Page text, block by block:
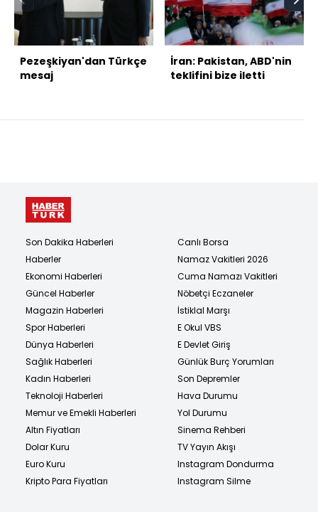
Pezeşkiyan'dan Türkçe
mesaj
İran: Pakistan, ABD'nin
teklifini bize iletti
Son Dakika Haberleri
Haberler
Ekonomi Haberleri
Güncel Haberler
Magazin Haberleri
Spor Haberleri
Dünya Haberleri
Sağlık Haberleri
Kadın Haberleri
Teknoloji Haberleri
Memur ve Emekli Haberleri
Altın Fiyatları
Dolar Kuru
Euro Kuru
Kripto Para Fiyatları
Canlı Borsa
Namaz Vakitleri 2026
Cuma Namazı Vakitleri
Nöbetçi Eczaneler
İstiklal Marşı
E Okul VBS
E Devlet Giriş
Günlük Burç Yorumları
Son Depremler
Hava Durumu
Yol Durumu
Sinema Rehberi
TV Yayın Akışı
Instagram Dondurma
Instagram Silme